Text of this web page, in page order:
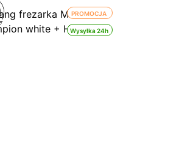
PROMOCJA
Wysyłka 24h